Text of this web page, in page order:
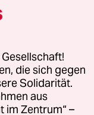
Nahles einmal
Bild. Wie weit
Nahles & Co.
bei uns in
die sich gegen
Solidarität.
aus
im Zentrum“ –